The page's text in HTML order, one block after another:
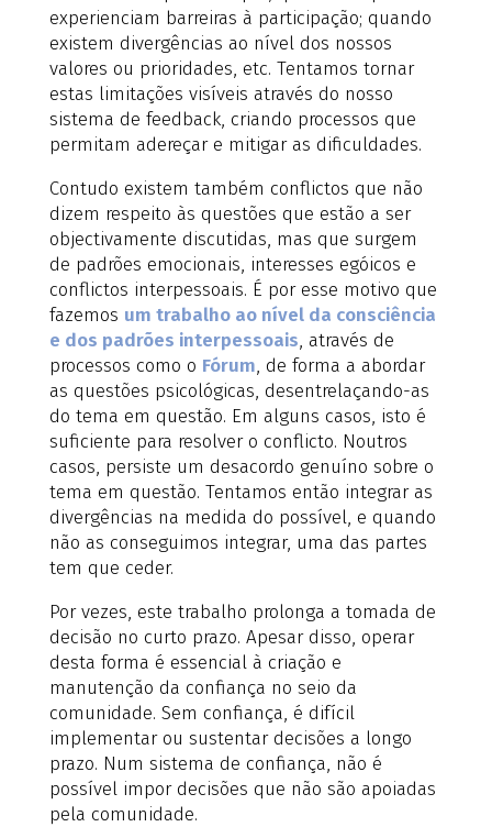
experienciam barreiras à participação; quando
existem divergências ao nível dos nossos
valores ou prioridades, etc. Tentamos tornar
estas limitações visíveis através do nosso
sistema de feedback, criando processos que
permitam adereçar e mitigar as dificuldades.
Contudo existem também conflictos que não
dizem respeito às questões que estão a ser
objectivamente discutidas, mas que surgem
de padrões emocionais, interesses egóicos e
conflictos interpessoais. É por esse motivo que
fazemos um trabalho ao nível da consciência
e dos padrões interpessoais, através de
processos como o Fórum, de forma a abordar
as questões psicológicas, desentrelaçando-as
do tema em questão. Em alguns casos, isto é
suficiente para resolver o conflicto. Noutros
casos, persiste um desacordo genuíno sobre o
tema em questão. Tentamos então integrar as
divergências na medida do possível, e quando
não as conseguimos integrar, uma das partes
tem que ceder.
Por vezes, este trabalho prolonga a tomada de
decisão no curto prazo. Apesar disso, operar
desta forma é essencial à criação e
manutenção da confiança no seio da
comunidade. Sem confiança, é difícil
implementar ou sustentar decisões a longo
prazo. Num sistema de confiança, não é
possível impor decisões que não são apoiadas
pela comunidade.